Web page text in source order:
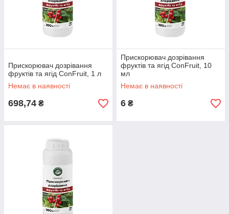
Прискорювач дозрівання
фруктів та ягід ConFruit, 1 л
Немає в наявності
698,74 ₴
Прискорювач дозрівання
фруктів та ягід ConFruit, 10
мл
Немає в наявності
6 ₴